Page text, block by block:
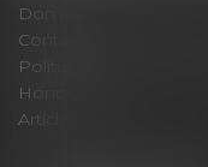
Domaines
Contact
Politique de
Honoraires
Articles